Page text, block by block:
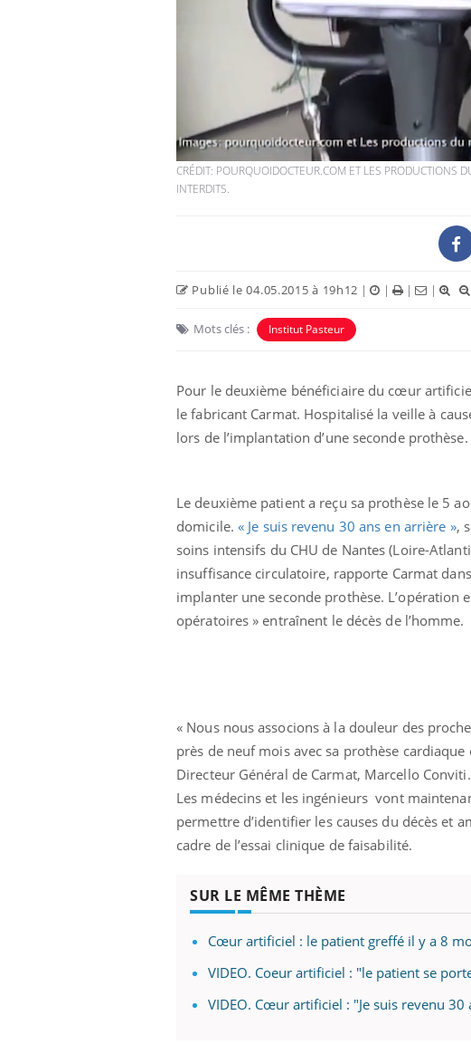
CRÉDIT: POURQUOIDOCTEUR.COM ET LES PRODUCTIONS
INTERDITS.
Publié le 04.05.2015 à 19h12 | | | |
Mots clés : Institut Pasteur
Pour le deuxième bénéficiaire du cœur
le fabricant Carmat. Hospitalisé la veille à
lors de l’implantation d’une seconde prothèse.
Le deuxième patient a reçu sa prothèse le 5
domicile. « Je suis revenu 30 ans en arrière »,
soins intensifs du CHU de Nantes (Loire-
insuffisance circulatoire, rapporte Carmat
implanter une seconde prothèse. L’opération
opératoires » entraînent le décès de l’homme.
« Nous nous associons à la douleur des
près de neuf mois avec sa prothèse
Directeur Général de Carmat, Marcello Conviti.
Les médecins et les ingénieurs vont
permettre d’identifier les causes du décès et
cadre de l’essai clinique de faisabilité.
SUR LE MÊME THÈME
Cœur artificiel : le patient greffé il y a 8
VIDEO. Coeur artificiel : "le patient se
VIDEO. Cœur artificiel : "Je suis revenu 30